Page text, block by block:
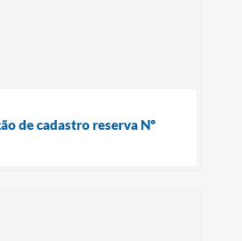
de cadastro reserva Nº